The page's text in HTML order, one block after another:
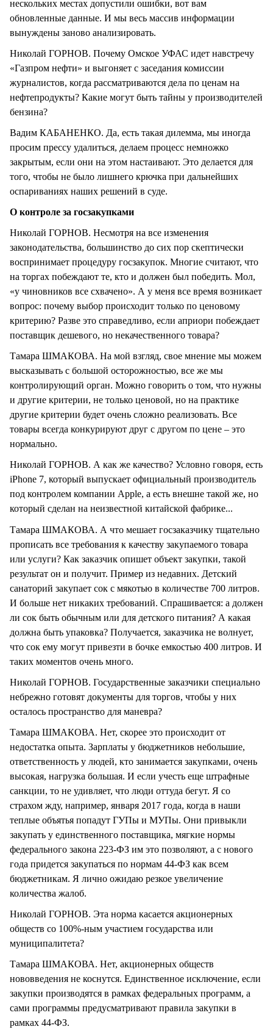
нескольких местах допустили ошибки, вот вам
обновленные данные. И мы весь массив информации
вынуждены заново анализировать.
Николай ГОРНОВ. Почему Омское УФАС идет навстречу
«Газпром нефти» и выгоняет с заседания комиссии
журналистов, когда рассматриваются дела по ценам на
нефтепродукты? Какие могут быть тайны у производителей
бензина?
Вадим КАБАНЕНКО. Да, есть такая дилемма, мы иногда
просим прессу удалиться, делаем процесс немножко
закрытым, если они на этом настаивают. Это делается для
того, чтобы не было лишнего крючка при дальнейших
оспариваниях наших решений в суде.
О контроле за госзакупками
Николай ГОРНОВ. Несмотря на все изменения
законодательства, большинство до сих пор скептически
воспринимает процедуру госзакупок. Многие считают, что
на торгах побеждают те, кто и должен был победить. Мол,
«у чиновников все схвачено». А у меня все время возникает
вопрос: почему выбор происходит только по ценовому
критерию? Разве это справедливо, если априори побеждает
поставщик дешевого, но некачественного товара?
Тамара ШМАКОВА. На мой взгляд, свое мнение мы можем
высказывать с большой осторожностью, все же мы
контролирующий орган. Можно говорить о том, что нужны
и другие критерии, не только ценовой, но на практике
другие критерии будет очень сложно реализовать. Все
товары всегда конкурируют друг с другом по цене – это
нормально.
Николай ГОРНОВ. А как же качество? Условно говоря, есть
iPhone 7, который выпускает официальный производитель
под контролем компании Apple, а есть внешне такой же, но
который сделан на неизвестной китайской фабрике...
Тамара ШМАКОВА. А что мешает госзаказчику тщательно
прописать все требования к качеству закупаемого товара
или услуги? Как заказчик опишет объект закупки, такой
результат он и получит. Пример из недавних. Детский
санаторий закупает сок с мякотью в количестве 700 литров.
И больше нет никаких требований. Спрашивается: а должен
ли сок быть обычным или для детского питания? А какая
должна быть упаковка? Получается, заказчика не волнует,
что сок ему могут привезти в бочке емкостью 400 литров. И
таких моментов очень много.
Николай ГОРНОВ. Государственные заказчики специально
небрежно готовят документы для торгов, чтобы у них
осталось пространство для маневра?
Тамара ШМАКОВА. Нет, скорее это происходит от
недостатка опыта. Зарплаты у бюджетников небольшие,
ответственность у людей, кто занимается закупками, очень
высокая, нагрузка большая. И если учесть еще штрафные
санкции, то не удивляет, что люди оттуда бегут. Я со
страхом жду, например, января 2017 года, когда в наши
теплые объятья попадут ГУПы и МУПы. Они привыкли
закупать у единственного поставщика, мягкие нормы
федерального закона 223-ФЗ им это позволяют, а с нового
года придется закупаться по нормам 44-ФЗ как всем
бюджетникам. Я лично ожидаю резкое увеличение
количества жалоб.
Николай ГОРНОВ. Эта норма касается акционерных
обществ со 100%-ным участием государства или
муниципалитета?
Тамара ШМАКОВА. Нет, акционерных обществ
нововведения не коснутся. Единственное исключение, если
закупки производятся в рамках федеральных программ, а
сами программы предусматривают правила закупки в
рамках 44-ФЗ.